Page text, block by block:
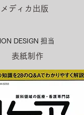
メディカ出版
DESIGN​ 担当
表紙制作